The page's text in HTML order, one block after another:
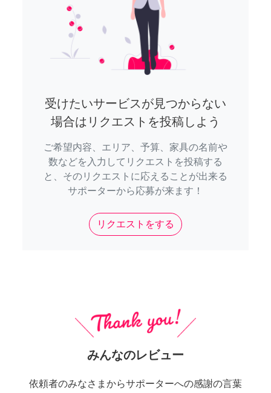
受けたいサービスが見つからない
場合はリクエストを投稿しよう
ご希望内容、エリア、予算、家具の名前や
数などを入力してリクエストを投稿する
と、そのリクエストに応えることが出来る
サポーターから応募が来ます！
リクエストをする
みんなのレビュー
依頼者のみなさまからサポーターへの感謝の言葉